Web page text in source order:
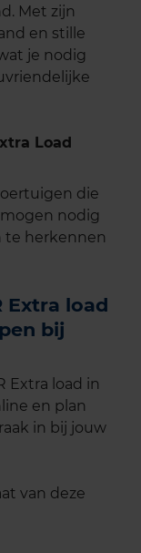
Met zijn
en stille
je nodig
Load
die
nodig
te herkennen
Extra load
bij
Extra load in
en plan
in bij jouw
van deze